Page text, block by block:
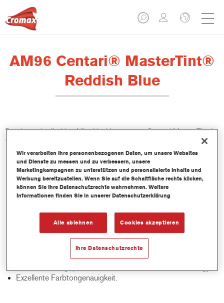
AM96 Centari® MasterTint®
Reddish Blue
Das lösemittelhaltige Mischlackkonzentrat Centari MasterTint ist
Teil des Centari Decklack- und Basislack-Systems.
Produktmerkmale
Unverwechselbares, Vielseitiges und einfach zu
handhabenes Reparaturlacksystem.
Ein Mischbanksystem liefert alle lösemittelbasierenden
Lackqualitäten-medium - und high Solid Decklacke und
Basislacke.
Schnelle Bestandskontrolle.
Schnelle Materialverwaltung.
Spart Lagerplatz.
Exzellente Farbtongenauigkeit.
Wir verarbeiten Ihre personenbezogenen Daten, um unsere Websites
und Dienste zu messen und zu verbessern, unsere
Marketingkampagnen zu unterstützen und personalisierte Inhalte und
Werbung bereitzustellen. Wenn Sie auf die Schaltfläche rechts klicken,
können Sie Ihre Datenschutzrechte wahrnehmen. Weitere
Informationen finden Sie in unserer Datenschutzerklärung
Alle ablehnen Cookies akzeptieren
Ihre Datenschutzrechte